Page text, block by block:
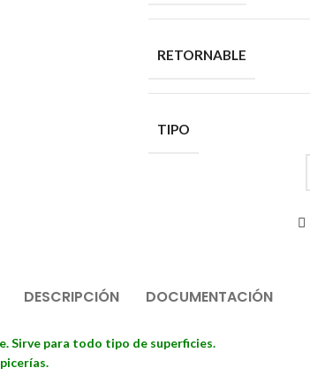
RETORNABLE
TIPO
DESCRIPCIÓN DOCUMENTACIÓN
Sirve para todo tipo de superficies.